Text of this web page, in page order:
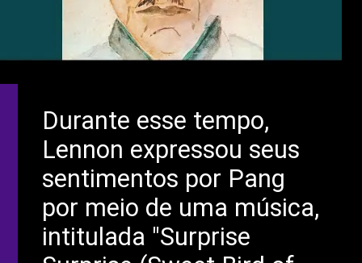
Durante esse tempo,
Lennon expressou seus
sentimentos por Pang
por meio de uma música,
intitulada "Surprise